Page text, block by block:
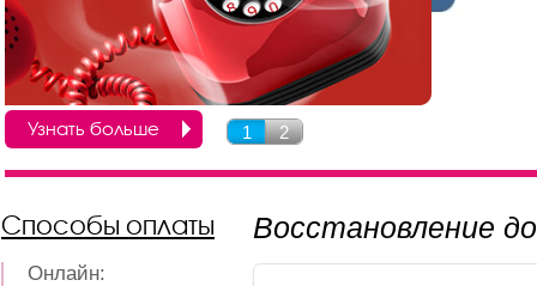
Узнать больше 1 2
Способы оплаты
Онлайн:
Восстановление